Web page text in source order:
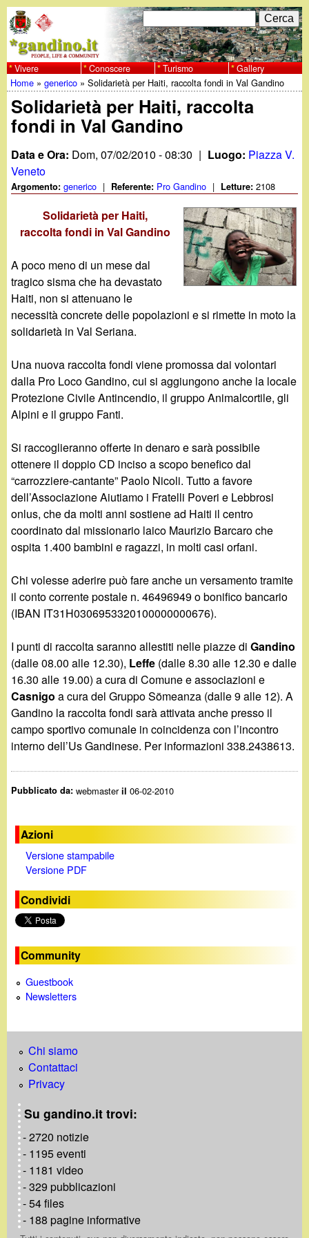
al
contenuto
principale
w
w
w
.
n
d
i
n
o
.
i
t
F
o
r
m
r
i
e
c
C
e
r
c
a
Vivere Conoscere Turismo Gallery
Tu
sei
qui
Home »generico »Solidarietà per Haiti, raccolta fondi in Val Gandino
Solidarietà per Haiti, raccolta
fondi in Val Gandino
Data e Ora: Dom, 07/02/2010 - 08:30 | Luogo: Piazza V.
Veneto
Argomento:generico | Referente: Pro Gandino | Letture:2108
Solidarietà per Haiti,
raccolta fondi in Val Gandino
A poco meno di un mese dal
tragico sisma che ha devastato
Haiti, non si attenuano le
necessità concrete delle popolazioni e si rimette in moto la
solidarietà in Val Seriana.
Una nuova raccolta fondi viene promossa dai volontari
dalla Pro Loco Gandino, cui si aggiungono anche la locale
Protezione Civile Antincendio, il gruppo Animalcortile, gli
Alpini e il gruppo Fanti.
Si raccoglieranno offerte in denaro e sarà possibile
ottenere il doppio CD inciso a scopo benefico dal
“carrozziere-cantante” Paolo Nicoli. Tutto a favore
dell’Associazione Aiutiamo i Fratelli Poveri e Lebbrosi
onlus, che da molti anni sostiene ad Haiti il centro
coordinato dal missionario laico Maurizio Barcaro che
ospita 1.400 bambini e ragazzi, in molti casi orfani.
Chi volesse aderire può fare anche un versamento tramite
il conto corrente postale n. 46496949 o bonifico bancario
(IBAN IT31H0306953320100000000676).
I punti di raccolta saranno allestiti nelle piazze diGandino
(dalle 08.00 alle 12.30), Leffe (dalle 8.30 alle 12.30 e dalle
16.30 alle 19.00) a cura di Comune e associazioni e
Casnigoa cura del Gruppo Sömeanza (dalle 9 alle 12). A
Gandino la raccolta fondi sarà attivata anche presso il
campo sportivo comunale in coincidenza con l’incontro
interno dell’Us Gandinese. Per informazioni 338.2438613.
Pubblicato da:webmasteril 06-02-2010
Azioni
Versione stampabile
Versione PDF
Condividi
Community
Guestbook
Newsletters
Chi siamo
Contattaci
Privacy
Su gandino.it trovi:
- 2720 notizie
- 1195 eventi
- 1181 video
- 329 pubblicazioni
- 54 files
- 188 pagine informative